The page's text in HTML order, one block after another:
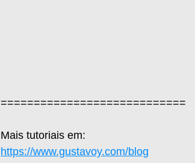
============================
Mais tutoriais em:
https://www.gustavoy.com/blog